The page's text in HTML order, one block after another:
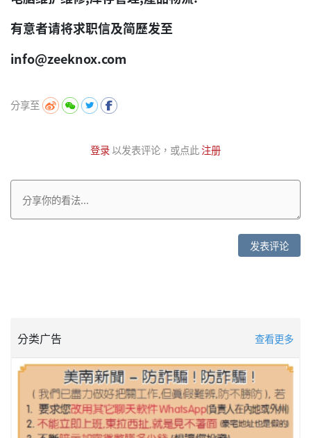
有意者请将求职信及简歷发至
info@zeeknox.com
分享至
登录以发表评论，或点此注册
发表评论
分类广告 查看更多